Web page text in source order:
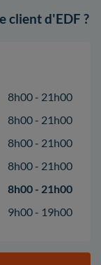
client d'EDF ?
8h00 - 21h00
8h00 - 21h00
8h00 - 21h00
8h00 - 21h00
8h00 - 21h00
9h00 - 19h00